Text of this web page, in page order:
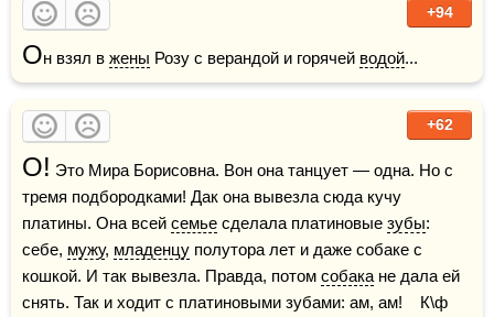
+94
Он взял в жены Розу с верандой и горячей водой...
+62
О! Это Мира Борисовна. Вон она танцует — одна. Но с
тремя подбородками! Дак она вывезла сюда кучу
платины. Она всей семье сделала платиновые зубы:
себе, мужу, младенцу полутора лет и даже собаке с
кошкой. И так вывезла. Правда, потом собака не дала ей
снять. Так и ходит с платиновыми зубами: ам, ам!    К\ф